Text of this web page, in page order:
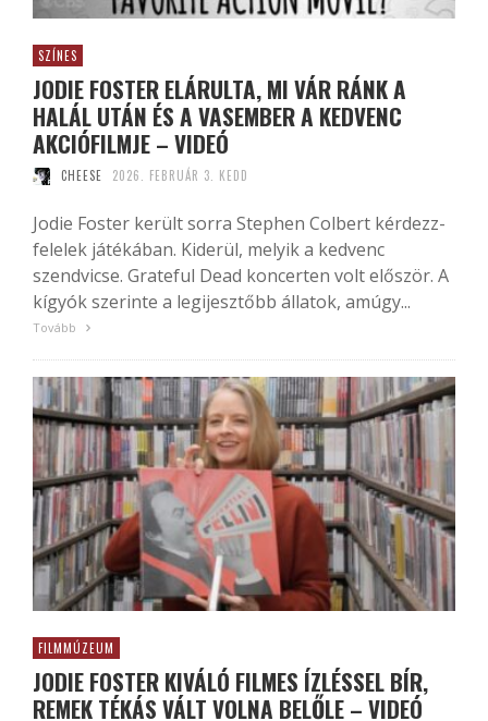
SZÍNES
JODIE FOSTER ELÁRULTA, MI VÁR RÁNK A
HALÁL UTÁN ÉS A VASEMBER A KEDVENC
AKCIÓFILMJE – VIDEÓ
CHEESE 2026. FEBRUÁR 3. KEDD
Jodie Foster került sorra Stephen Colbert kérdezz-
felelek játékában. Kiderül, melyik a kedvenc
szendvicse. Grateful Dead koncerten volt először. A
kígyók szerinte a legijesztőbb állatok, amúgy...
Tovább
FILMMÚZEUM
JODIE FOSTER KIVÁLÓ FILMES ÍZLÉSSEL BÍR,
REMEK TÉKÁS VÁLT VOLNA BELŐLE – VIDEÓ